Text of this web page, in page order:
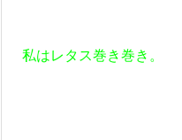
私はレタス巻き巻き。